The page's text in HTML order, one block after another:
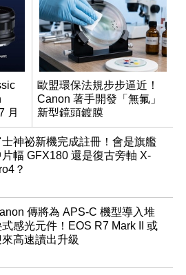
月
歐盟環保法規步步逼近！
Canon 著手開發「無氟」
新型鏡頭鍍膜
士神祕新機完成註冊！會是旗艦
片幅 GFX180 還是復古旁軸 X-
？
傳將為 APS-C 機型導入堆
式感光元件！EOS R7 Mark II 或
來高速讀出升級